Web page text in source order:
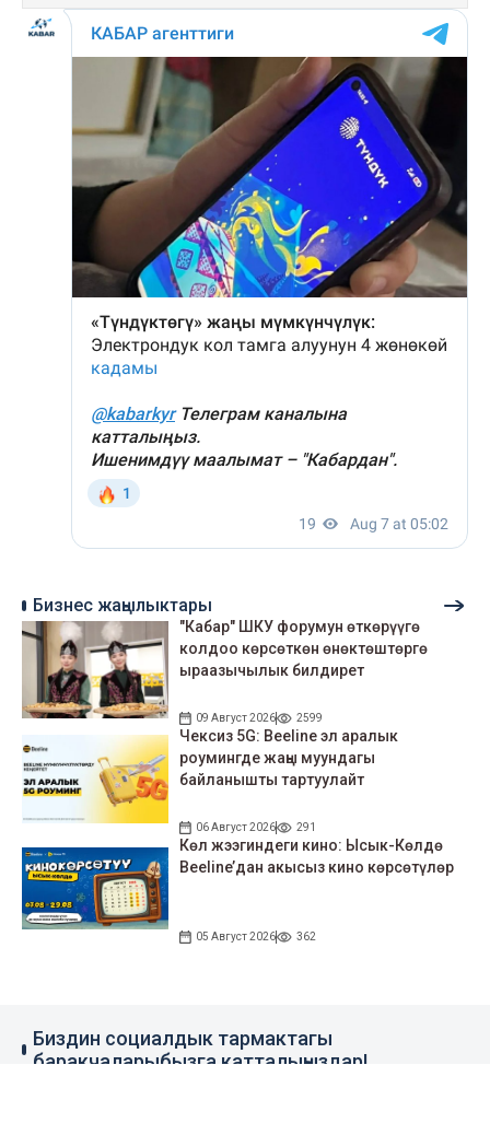
Бизнес жаңылыктары
"Кабар" ШКУ форумун өткөрүүгө
колдоо көрсөткөн өнөктөштөргө
ыраазычылык билдирет
09 Август 2026 2599
Чексиз 5G: Beeline эл аралык
роумингде жаңы муундагы
байланышты тартуулайт
06 Август 2026 291
Көл жээгиндеги кино: Ысык-Көлдө
Beeline’дан акысыз кино көрсөтүлөр
05 Август 2026 362
Биздин социалдык тармактагы
баракчаларыбызга катталыңыздар!